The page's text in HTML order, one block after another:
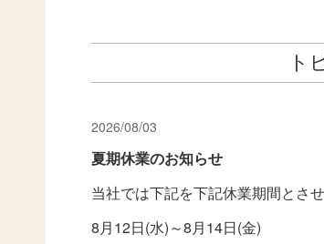
ト
2026/08/03
夏期休業のお知らせ
当社では下記を下記休業期間とさ
8月12日(水)～8月14日(金)